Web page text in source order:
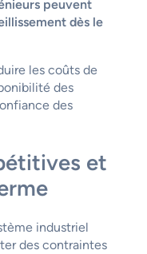
peuvent
dès le
les coûts de
des
des
et
industriel
des contraintes